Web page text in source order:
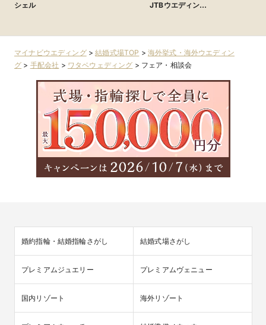
シェル
JTBウエディング
マイナビウエディング>結婚式場TOP > 海外挙式・海外ウエディン
グ > 手配会社 > ワタベウェディング > フェア・相談会
婚約指輪・結婚指輪さがし 結婚式場さがし
プレミアムジュエリー プレミアムヴェニュー
国内リゾート 海外リゾート